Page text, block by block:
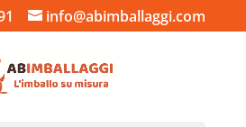
info@abimballaggi.com